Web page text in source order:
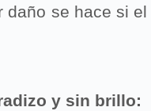
daño se hace si
y sin brillo: